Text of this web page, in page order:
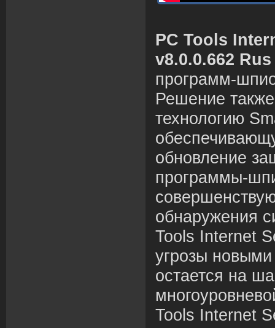
PC Tools
v8.0.0.662 Rus
программ-
Решение
технологию
обновление
программы-
обнаружения
Tools Internet
угрозы
остается на
Tools Internet